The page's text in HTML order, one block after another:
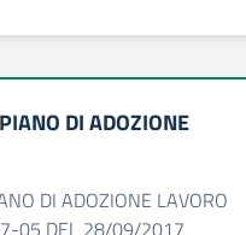
DI ADOZIONE
DI ADOZIONE LAVORO
05 DEL 28/09/2017